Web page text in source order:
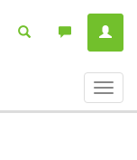
ein-/